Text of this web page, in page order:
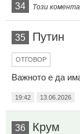
34 Този
35 Путин
ОТГОВОР
Важното е да
19:42 13.06.2026
36 Крум